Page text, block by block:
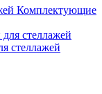
Комплектующие
стеллажей